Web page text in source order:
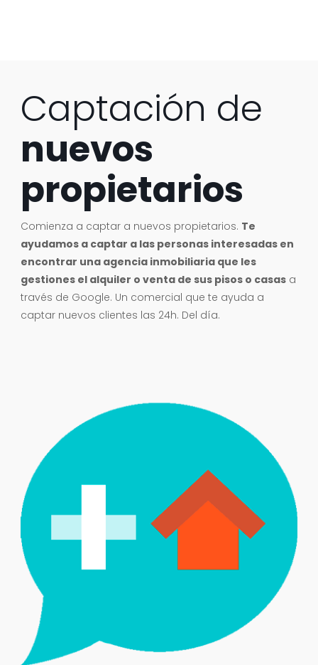
Captación de
nuevos
propietarios
Comienza a captar a nuevos propietarios. Te
ayudamos a captar alas personasinteresadasen
encontrar una agencia inmobiliaria que les
gestionesel alquiler o venta de sus pisos o casasa
través de Google. Un comercial que te ayuda a
captar nuevos clientes las 24h. Del día.